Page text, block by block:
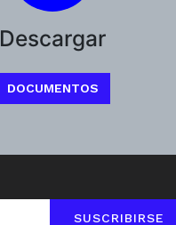
Descargar
DOCUMENTOS
SUSCRIBIRSE